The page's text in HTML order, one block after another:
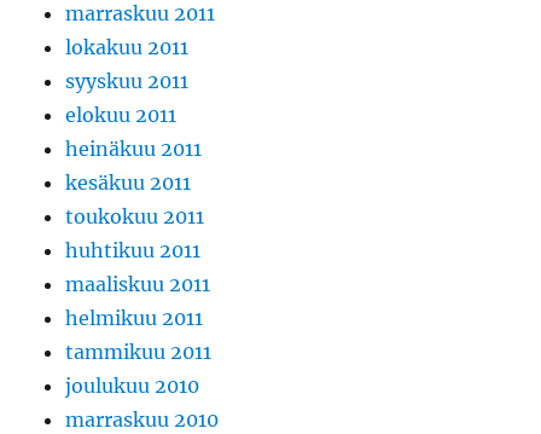
marraskuu 2011
lokakuu 2011
syyskuu 2011
elokuu 2011
heinäkuu 2011
kesäkuu 2011
toukokuu 2011
huhtikuu 2011
maaliskuu 2011
helmikuu 2011
tammikuu 2011
joulukuu 2010
marraskuu 2010